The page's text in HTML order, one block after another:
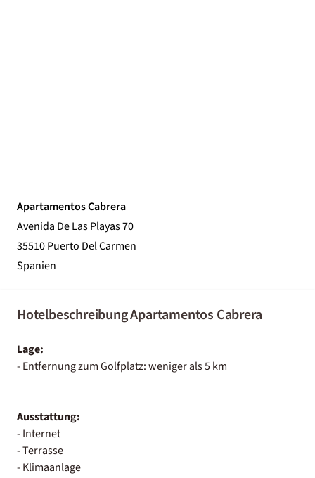
Apartamentos Cabrera
Avenida De Las Playas 70
35510 Puerto Del Carmen
Spanien
Hotelbeschreibung Apartamentos Cabrera
Lage:
- Entfernung zum Golfplatz: weniger als 5 km
Ausstattung:
- Internet
- Terrasse
- Klimaanlage